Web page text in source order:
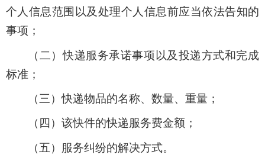
个人信息范围以及处理个人信息前应当依法告知的
事项；
（二）快递服务承诺事项以及投递方式和完成
标准；
（三）快递物品的名称、数量、重量；
（四）该快件的快递服务费金额；
（五）服务纠纷的解决方式。